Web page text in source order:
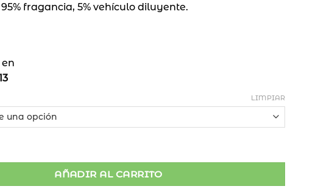
95% fragancia, 5% vehículo diluyente.
LIMPIAR
12 ml cantidad
AÑADIR AL CARRITO